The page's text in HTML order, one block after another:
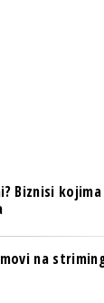
Biznisi
na